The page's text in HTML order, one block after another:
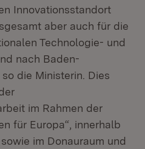
Innovationsstandort
aber auch für die
Technologie- und
nach Baden-
die Ministerin. Dies
im Rahmen der
für Europa“, innerhalb
im Donauraum und